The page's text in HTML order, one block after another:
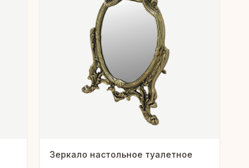
Зеркало настольное туалетное